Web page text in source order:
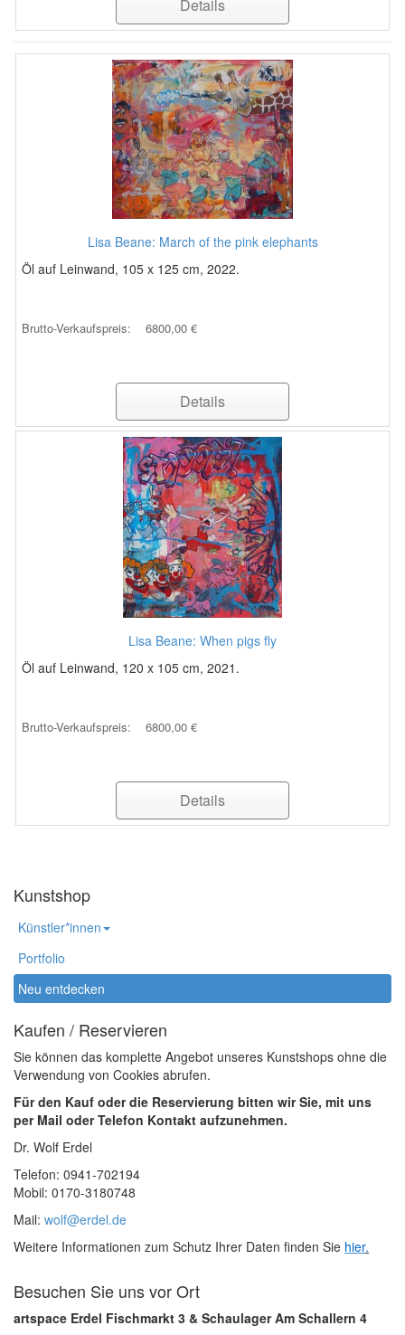
Details
Lisa Beane: March of the pink elephants
Öl auf Leinwand, 105 x 125 cm, 2022.
Brutto-Verkaufspreis: 6800,00 €
Details
Lisa Beane: When pigs fly
Öl auf Leinwand, 120 x 105 cm, 2021.
Brutto-Verkaufspreis: 6800,00 €
Details
Kunstshop
Künstler*innen
Portfolio
Neu entdecken
Kaufen / Reservieren
Sie können das komplette Angebot unseres Kunstshops ohne die
Verwendung von Cookies abrufen.
Für den Kauf oder die Reservierung bitten wir Sie, mit uns
per Mail oder Telefon Kontakt aufzunehmen.
Dr. Wolf Erdel
Telefon: 0941-702194
Mobil: 0170-3180748
Mail: wolf@erdel.de
Weitere Informationen zum Schutz Ihrer Daten finden Sie hier.
Besuchen Sie uns vor Ort
artspace Erdel Fischmarkt 3 & Schaulager Am Schallern 4